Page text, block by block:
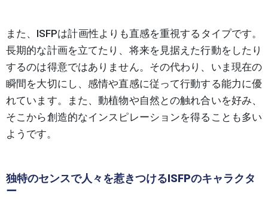
また、ISFPは計画性よりも直感を重視するタイプです。
長期的な計画を立てたり、将来を見据えた行動をしたり
するのは得意ではありません。その代わり、いま現在の
瞬間を大切にし、感情や直感に従って行動する能力に優
れています。また、動植物や自然との触れ合いを好み、
そこから創造的なインスピレーションを得ることも多い
ようです。
独特のセンスで人々を惹きつけるISFPのキャラクタ
ー